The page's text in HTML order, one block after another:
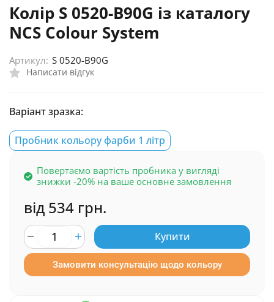
Колір S 0520-B90G із каталогу
NCS Colour System
Написати відгук
Артикул: S 0520-B90G
Варіант зразка:
Пробник кольору фарби 1 літр
Повертаємо вартість пробника у вигляді
знижки -20% на ваше основне замовлення
від 534 грн.
Купити
Замовити консультацію щодо кольору